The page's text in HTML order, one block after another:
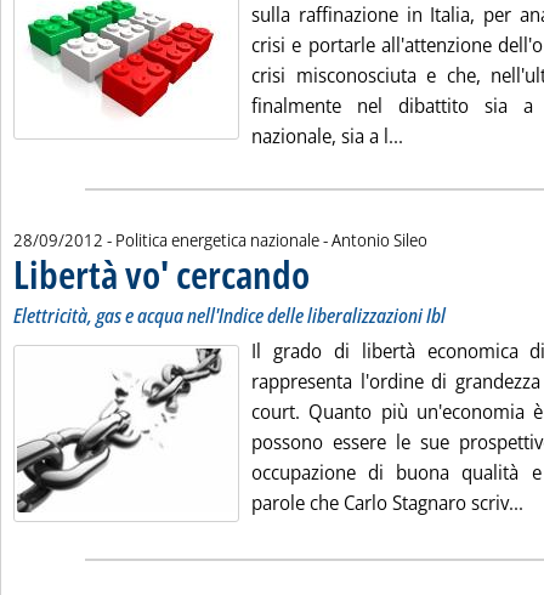
sulla raffinazione in Italia, per
crisi e portarle all'attenzione
crisi misconosciuta e che,
finalmente nel dibattito sia a
nazionale, sia a l...
28/09/2012 - Politica energetica nazionale -di:
Antonio Sileo
Libertà vo' cercando
Elettricità, gas e acqua nell'Indice delle liberalizzazioni Ibl
Il grado di libertà economica
rappresenta l'ordine di
court. Quanto più un'economia
possono essere le sue
occupazione di buona qualità
parole che Carlo Stagnaro scriv...